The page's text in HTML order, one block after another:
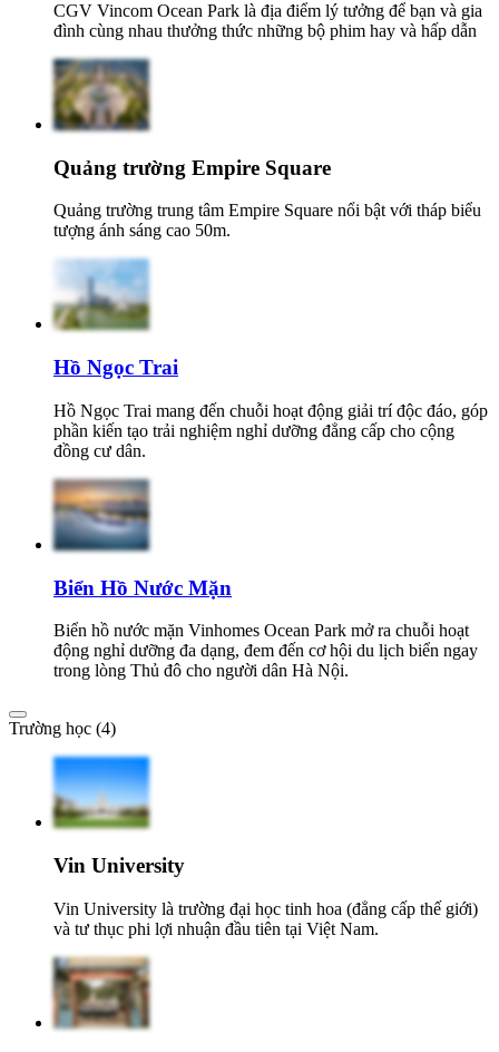
CGV Vincom Ocean Park là địa điểm lý tưởng để bạn và gia
đình cùng nhau thưởng thức những bộ phim hay và hấp dẫn
Quảng trường Empire Square
Quảng trường trung tâm Empire Square nổi bật với tháp biểu
tượng ánh sáng cao 50m.
Hồ Ngọc Trai
Hồ Ngọc Trai mang đến chuỗi hoạt động giải trí độc đáo, góp
phần kiến tạo trải nghiệm nghỉ dưỡng đẳng cấp cho cộng
đồng cư dân.
Biển Hồ Nước Mặn
Biển hồ nước mặn Vinhomes Ocean Park mở ra chuỗi hoạt
động nghỉ dưỡng đa dạng, đem đến cơ hội du lịch biển ngay
trong lòng Thủ đô cho người dân Hà Nội.
Trường học (4)
Vin University
Vin University là trường đại học tinh hoa (đẳng cấp thế giới)
và tư thục phi lợi nhuận đầu tiên tại Việt Nam.